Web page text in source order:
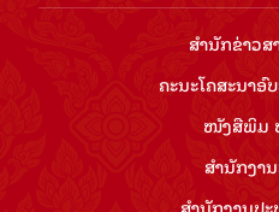
ສຳ​ນັກ​ຂ່າວ​
ຄະນະໂຄສະນາ
ໜັງສືພິມ
ສຳ​ນັກ​ງາ
ສຳ​ນັກ​ງານ​ປ